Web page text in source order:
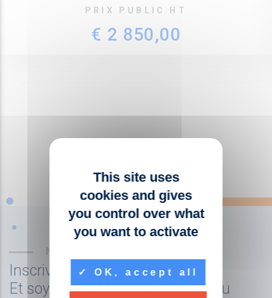
PRIX PUBLIC HT
€ 2 850,00
NEWSLETTER
Inscrivez-vous à la newsletter
Et soyez tenu au courant de l'actu
This site uses
cookies and gives
you control over what
you want to activate
OK, accept all